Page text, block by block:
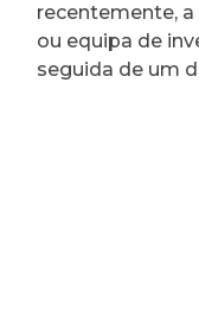
recentemente,
ou equipa de
seguida de um